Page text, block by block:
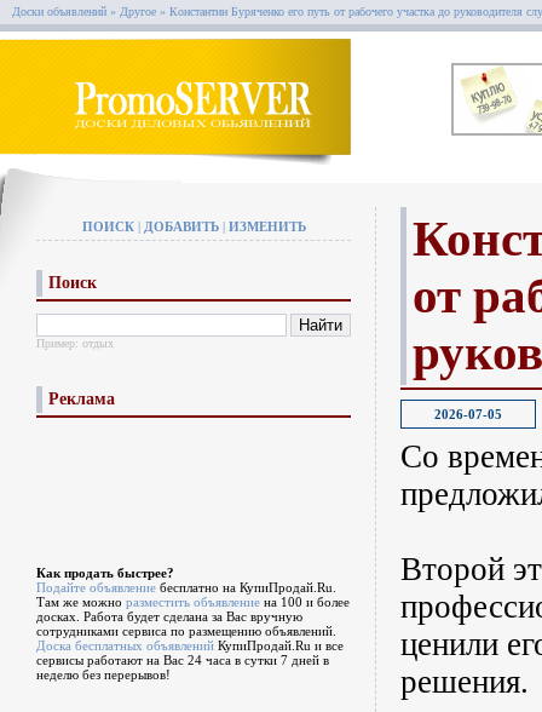
Доски объявлений » Другое » Константин Буряченко его путь от рабочего участка до руководителя
ПОИСК| ДОБАВИТЬ| ИЗМЕНИТЬ
Поиск
Пример: отдых
Реклама
Как продать быстрее?
Подайте объявление бесплатно на КупиПродай.Ru.
Там же можно разместить объявление на 100 и более
досках. Работа будет сделана за Вас вручную
сотрудниками сервиса по размещению объявлений.
Доска бесплатных объявлений КупиПродай.Ru и все
сервисы работают на Вас 24 часа в сутки 7 дней в
неделю без перерывов!
от
2026-07-05
Со
Второй
ценили
решения.